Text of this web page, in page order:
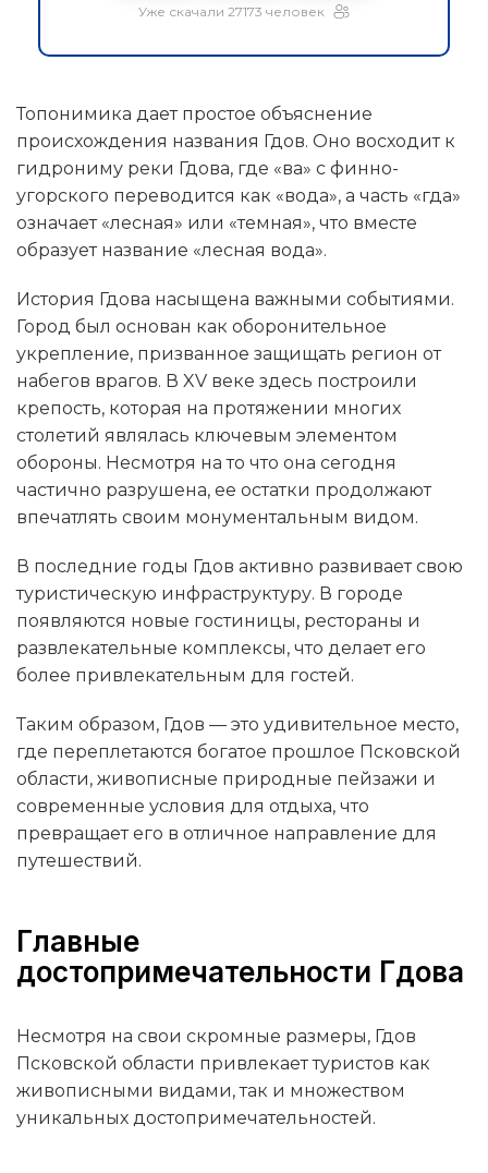
Уже скачали 27173 человек
Топонимика дает простое объяснение
происхождения названия Гдов. Оно восходит к
гидрониму реки Гдова, где «ва» с финно-
угорского переводится как «вода», а часть «гда»
означает «лесная» или «темная», что вместе
образует название «лесная вода».
История Гдова насыщена важными событиями.
Город был основан как оборонительное
укрепление, призванное защищать регион от
набегов врагов. В XV веке здесь построили
крепость, которая на протяжении многих
столетий являлась ключевым элементом
обороны. Несмотря на то что она сегодня
частично разрушена, ее остатки продолжают
впечатлять своим монументальным видом.
В последние годы Гдов активно развивает свою
туристическую инфраструктуру. В городе
появляются новые гостиницы, рестораны и
развлекательные комплексы, что делает его
более привлекательным для гостей.
Таким образом, Гдов — это удивительное место,
где переплетаются богатое прошлое Псковской
области, живописные природные пейзажи и
современные условия для отдыха, что
превращает его в отличное направление для
путешествий.
Главные
достопримечательности Гдова
Несмотря на свои скромные размеры, Гдов
Псковской области привлекает туристов как
живописными видами, так и множеством
уникальных достопримечательностей.